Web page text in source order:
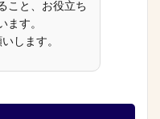
こと、お役立ち
ます。
します。